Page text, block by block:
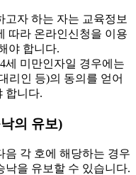
자 하는 자는 교육정보
따라 온라인신청을 이용
야 합니다.
미만인자일 경우에는
리인 등)의 동의를 얻어
합니다.
의 유보)
각 호에 해당하는 경우
낙을 유보할 수 있습니다.